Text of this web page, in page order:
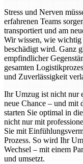
Stress und Nerven
erfahrenen Teams
transportiert und am
Wir wissen, wie wichtig
beschädigt wird. Ganz
empfindlicher
gesamten
und Zuverlässigkeit
Ihr Umzug ist nicht nur
neue Chance – und mit
starten Sie optimal in
nicht nur mit
Sie mit
Prozess. So wird Ihr
Wechsel – mit einem
und umsetzt.